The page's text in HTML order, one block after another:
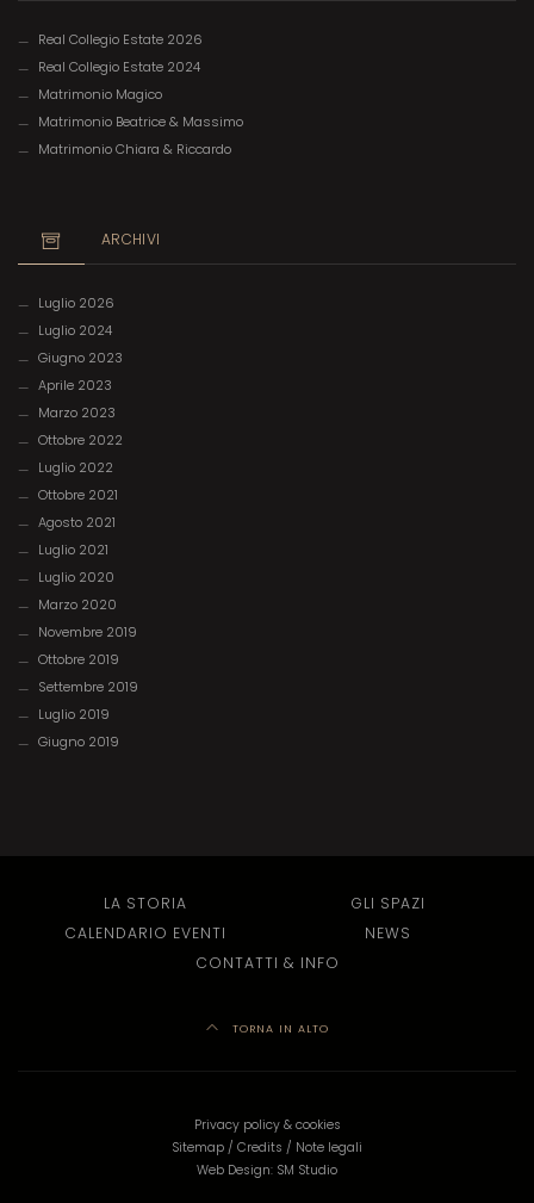
Real Collegio Estate 2026
Real Collegio Estate 2024
Matrimonio Magico
Matrimonio Beatrice & Massimo
Matrimonio Chiara & Riccardo
ARCHIVI
Luglio 2026
Luglio 2024
Giugno 2023
Aprile 2023
Marzo 2023
Ottobre 2022
Luglio 2022
Ottobre 2021
Agosto 2021
Luglio 2021
Luglio 2020
Marzo 2020
Novembre 2019
Ottobre 2019
Settembre 2019
Luglio 2019
Giugno 2019
LA STORIA
GLI SPAZI
CALENDARIO EVENTI
NEWS
CONTATTI & INFO
TORNA IN ALTO
Privacy policy & cookies
Sitemap / Credits / Note legali
Web Design: SM Studio